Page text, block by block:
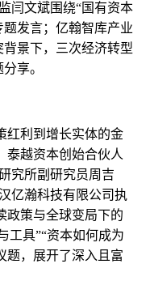
闫文斌围绕“国有资本
发言；亿翰智库产业
景下，三次经济转型
享。
红利到增长实体的金
泰越资本创始合伙人
究所副研究员周吉
亿瀚科技有限公司执
政策与全球变局下的
工具”“资本如何成为
题，展开了深入且富